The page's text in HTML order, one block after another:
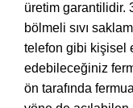
üretim garantilidir.
bölmeli sıvı
telefon gibi kişisel
edebileceğiniz
ön tarafında